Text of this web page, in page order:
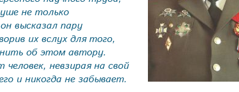
не только
высказал пару
их вслух для того,
об этом автору.
невзирая на свой
и никогда не забывает.